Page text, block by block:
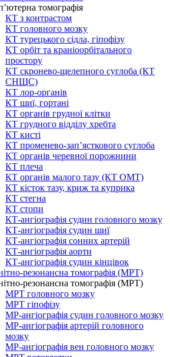
томографія
КТ з контрастом
КТ головного мозку
КТ турецького сідла, гіпофізу
КТ орбіт та краніоорбітального
простору
КТ скронево-щелепного суглоба (КТ
СНЩС)
КТ лор-органів
КТ шиї, гортані
КТ органів грудної клітки
КТ грудного відділу хребта
КТ кисті
КТ променево-зап’ясткового суглоба
КТ органів черевної порожнини
КТ плеча
КТ органів малого тазу (КТ ОМТ)
КТ кісток тазу, криж та куприка
КТ стегна
КТ стопи
КТ-ангіографія судин головного мозку
КТ-ангіографія судин шиї
КТ-ангіографія сонних артерій
КТ-ангіографія аорти
КТ-ангіографія судин кінцівок
резонансна томографія (МРТ)
резонансна томографія (МРТ)
МРТ головного мозку
МРТ гіпофізу
МР-ангіографія судин головного мозку
МР-ангіографія артерій головного
мозку
МР-ангіографія вен головного мозку